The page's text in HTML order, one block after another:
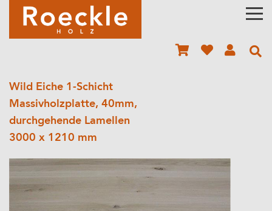
Wild Eiche 1-Schicht
Massivholzplatte, 40mm,
durchgehende Lamellen
3000 x 1210 mm